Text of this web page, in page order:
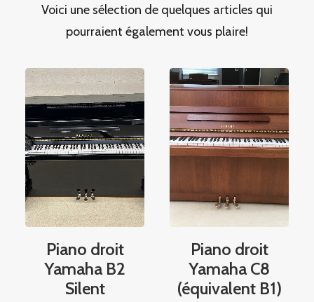
Voici une sélection de quelques articles qui
pourraient également vous plaire!
Piano droit
Yamaha B2
Silent
Piano droit
Yamaha C8
(équivalent B1)